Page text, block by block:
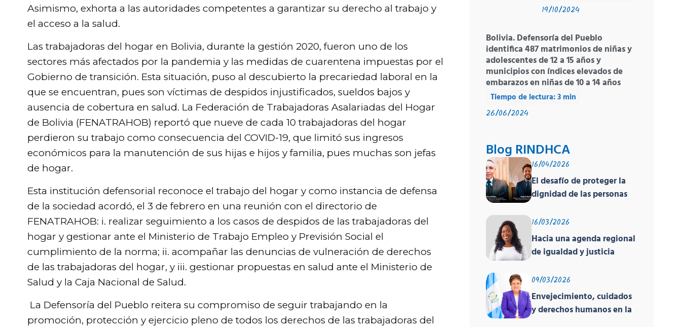
Asimismo, exhorta a las autoridades competentes a garantizar su derecho al trabajo y
el acceso a la salud.
Las trabajadoras del hogar en Bolivia, durante la gestión 2020, fueron uno de los
sectores más afectados por la pandemia y las medidas de cuarentena impuestas por el
Gobierno de transición. Esta situación, puso al descubierto la precariedad laboral en la
que se encuentran, pues son víctimas de despidos injustificados, sueldos bajos y
ausencia de cobertura en salud. La Federación de Trabajadoras Asalariadas del Hogar
de Bolivia (FENATRAHOB) reportó que nueve de cada 10 trabajadoras del hogar
perdieron su trabajo como consecuencia del COVID-19, que limitó sus ingresos
económicos para la manutención de sus hijas e hijos y familia, pues muchas son jefas
de hogar.
Esta institución defensorial reconoce el trabajo del hogar y como instancia de defensa
de la sociedad acordó, el 3 de febrero en una reunión con el directorio de
FENATRAHOB: i. realizar seguimiento a los casos de despidos de las trabajadoras del
hogar y gestionar ante el Ministerio de Trabajo Empleo y Previsión Social el
cumplimiento de la norma; ii. acompañar las denuncias de vulneración de derechos
de las trabajadoras del hogar, y iii. gestionar propuestas en salud ante el Ministerio de
Salud y la Caja Nacional de Salud.
La Defensoría del Pueblo reitera su compromiso de seguir trabajando en la
promoción, protección y ejercicio pleno de todos los derechos de las trabajadoras del
19/10/2024
Bolivia. Defensoría del Pueblo
identifica 487 matrimonios de niñas y
adolescentes de 12 a 15 años y
municipios con índices elevados de
embarazos en niñas de 10 a 14 años
26/06/2024
Blog RINDHCA
16/04/2026
El desafío de proteger la
dignidad de las personas
un contexto
deshumanizante y cruel
16/03/2026
Hacia una agenda regional
de igualdad y justicia
09/03/2026
Envejecimiento, cuidados
y derechos humanos en la